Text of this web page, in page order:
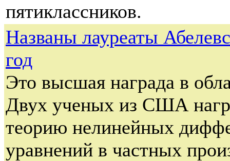
пятиклассников.
Названы лауреаты
год
Это высшая награда в
Двух ученых из США
теорию нелинейных
уравнений в частных